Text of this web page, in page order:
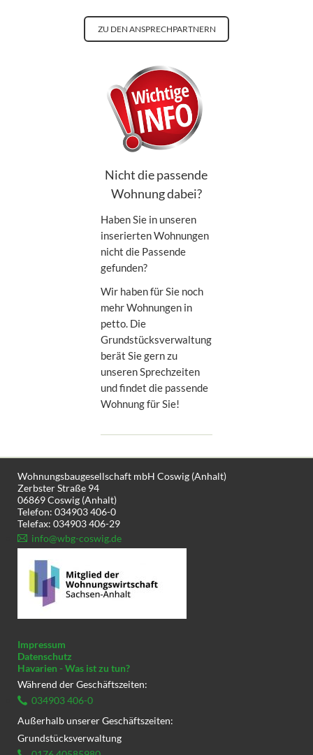
ZU DEN ANSPRECHPARTNERN
Nicht die passende
Wohnung dabei?
Haben Sie in unseren
inserierten Wohnungen
nicht die Passende
gefunden?
Wir haben für Sie noch
mehr Wohnungen in
petto. Die
Grundstücksverwaltung
berät Sie gern zu
unseren Sprechzeiten
und findet die passende
Wohnung für Sie!
Wohnungsbaugesellschaft mbH Coswig (Anhalt)
Zerbster Straße 94
06869 Coswig (Anhalt)
Telefon: 034903 406-0
Telefax: 034903 406-29
info@wbg-coswig.de
Impressum
Datenschutz
Havarien - Was ist zu tun?
Während der Geschäftszeiten:
034903 406-0
Außerhalb unserer Geschäftszeiten:
Grundstücksverwaltung